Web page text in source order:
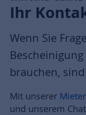
Ihr
Wenn Sie
brauchen,
Mit unserer
und unserem